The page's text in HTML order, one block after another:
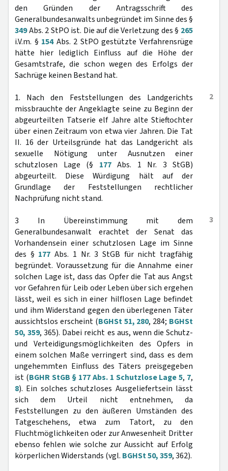
den Gründen der Antragsschrift des
Generalbundesanwalts unbegründet im Sinne des §
349Abs. 2 StPO ist. Die auf die Verletzung des § 265
i.V.m. § 154Abs. 2 StPO gestützte Verfahrensrüge
hätte hier lediglich Einfluss auf die Höhe der
Gesamtstrafe, die schon wegen des Erfolgs der
Sachrüge keinen Bestand hat.
2
1. Nach den Feststellungen des Landgerichts
missbrauchte der Angeklagte seine zu Beginn der
abgeurteilten Tatserie elf Jahre alte Stieftochter
über einen Zeitraum von etwa vier Jahren. Die Tat
II. 16 der Urteilsgründe hat das Landgericht als
sexuelle Nötigung unter Ausnutzen einer
schutzlosen Lage (§ 177Abs. 1 Nr. 3 StGB)
abgeurteilt. Diese Würdigung hält auf der
Grundlage der Feststellungen rechtlicher
Nachprüfung nicht stand.
3
3 In Übereinstimmung mit dem
Generalbundesanwalt erachtet der Senat das
Vorhandensein einer schutzlosen Lage im Sinne
des § 177 Abs. 1 Nr. 3 StGB für nicht tragfähig
begründet. Voraussetzung für die Annahme einer
solchen Lage ist, dass das Opfer die Tat aus Angst
vor Gefahren für Leib oder Leben über sich ergehen
lässt, weil es sich in einer hilflosen Lage befindet
und ihm Widerstand gegen den überlegenen Täter
aussichtslos erscheint (BGHSt 51, 280, 284; BGHSt
50, 359, 365). Dabei reicht es aus, wenn die Schutz-
und Verteidigungsmöglichkeiten des Opfers in
einem solchen Maße verringert sind, dass es dem
ungehemmten Einfluss des Täters preisgegeben
ist (BGHR StGB § 177 Abs. 1 Schutzlose Lage 5, 7,
8). Ein solches schutzloses Ausgeliefertsein lässt
sich dem Urteil nicht entnehmen, da
Feststellungen zu den äußeren Umständen des
Tatgeschehens, etwa zum Tatort, zu den
Fluchtmöglichkeiten oder zur Anwesenheit Dritter
ebenso fehlen wie solche zur Aussicht auf Erfolg
körperlichen Widerstands (vgl. BGHSt 50, 359, 362).